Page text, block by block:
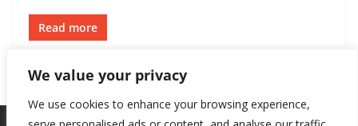
We value your privacy
We use cookies to enhance your browsing experience,
Read more